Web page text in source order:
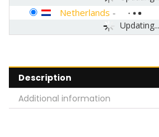
Updating...
Netherlands -
Description
Additional information